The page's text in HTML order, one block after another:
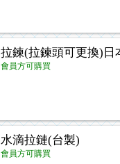
拉鍊(拉鍊頭可更換)日
會員方可購買
水滴拉鏈(台製)
會員方可購買